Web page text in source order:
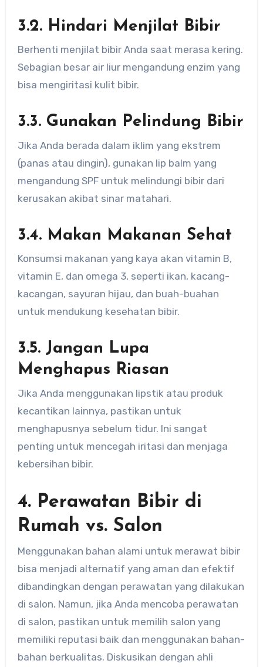
3.2. Hindari Menjilat Bibir
Berhenti menjilat bibir Anda saat merasa kering.
Sebagian besar air liur mengandung enzim yang
bisa mengiritasi kulit bibir.
3.3. Gunakan Pelindung Bibir
Jika Anda berada dalam iklim yang ekstrem
(panas atau dingin), gunakan lip balm yang
mengandung SPF untuk melindungi bibir dari
kerusakan akibat sinar matahari.
3.4. Makan Makanan Sehat
Konsumsi makanan yang kaya akan vitamin B,
vitamin E, dan omega 3, seperti ikan, kacang-
kacangan, sayuran hijau, dan buah-buahan
untuk mendukung kesehatan bibir.
3.5. Jangan Lupa
Menghapus Riasan
Jika Anda menggunakan lipstik atau produk
kecantikan lainnya, pastikan untuk
menghapusnya sebelum tidur. Ini sangat
penting untuk mencegah iritasi dan menjaga
kebersihan bibir.
4. Perawatan Bibir di
Rumah vs. Salon
Menggunakan bahan alami untuk merawat bibir
bisa menjadi alternatif yang aman dan efektif
dibandingkan dengan perawatan yang dilakukan
di salon. Namun, jika Anda mencoba perawatan
di salon, pastikan untuk memilih salon yang
memiliki reputasi baik dan menggunakan bahan-
bahan berkualitas. Diskusikan dengan ahli